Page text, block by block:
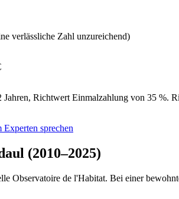
verlässliche Zahl unzureichend)
Richtwert Einmalzahlung von 35
Experten sprechen
(2010–2025)
Observatoire de l'Habitat. Bei einer